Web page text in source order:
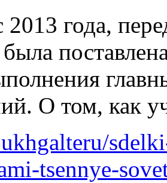
2013 года,
О том, как